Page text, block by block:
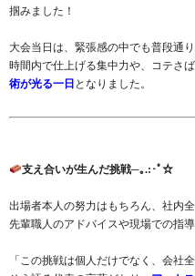
掴みました！
大会当日は、緊張感の中でも普段通
時間内で仕上げる集中力や、コテさば
術が光る一日 となりました。
支え合いが生んだ挑戦─｡.:･ﾟ☆
出場者本人の努力はもちろん、社内
先輩職人のアドバイスや現場での指
「この挑戦は個人だけでなく、会社全